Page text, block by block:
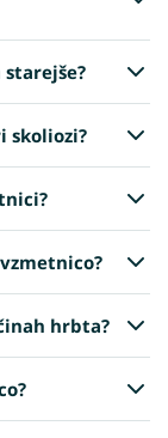
skoliozi?
hrbta?